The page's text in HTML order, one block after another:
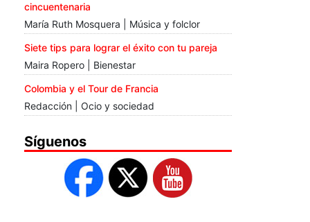
cincuentenaria
María Ruth Mosquera | Música y folclor
Siete tips para lograr el éxito con tu pareja
Maira Ropero | Bienestar
Colombia y el Tour de Francia
Redacción | Ocio y sociedad
Síguenos